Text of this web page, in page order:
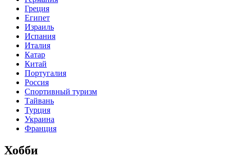
Греция
Египет
Израиль
Испания
Италия
Катар
Китай
Португалия
Россия
Спортивный туризм
Тайвань
Турция
Украина
Франция
Хобби